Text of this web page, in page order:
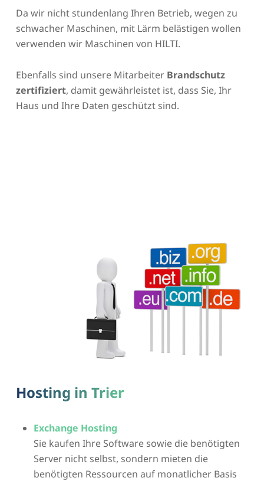
Da wir nicht stundenlang Ihren Betrieb, wegen zu
schwacher Maschinen, mit Lärm belästigen wollen
verwenden wir Maschinen von HILTI.
Ebenfalls sind unsere Mitarbeiter Brandschutz
zertifiziert, damit gewährleistet ist, dass Sie, Ihr
Haus und Ihre Daten geschützt sind.
Hosting in Trier
Exchange Hosting
Sie kaufen Ihre Software sowie die benötigten
Server nicht selbst, sondern mieten die
benötigten Ressourcen auf monatlicher Basis